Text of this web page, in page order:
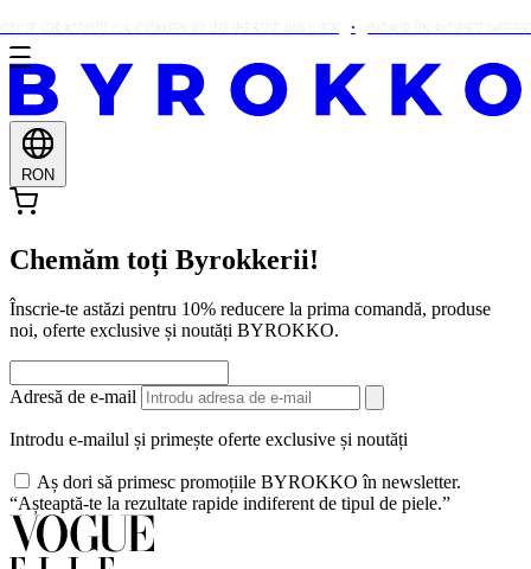
RON
Chemăm toți Byrokkerii!
Înscrie-te astăzi pentru 10% reducere la prima comandă, produse
noi, oferte exclusive și noutăți BYROKKO.
Adresă de e-mail
Introdu e-mailul și primește oferte exclusive și noutăți
Aș dori să primesc promoțiile BYROKKO în newsletter.
“Așteaptă-te la rezultate rapide indiferent de tipul de piele.”